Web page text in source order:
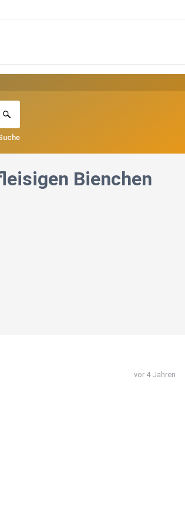
Bienchen
vor 4 Jahren